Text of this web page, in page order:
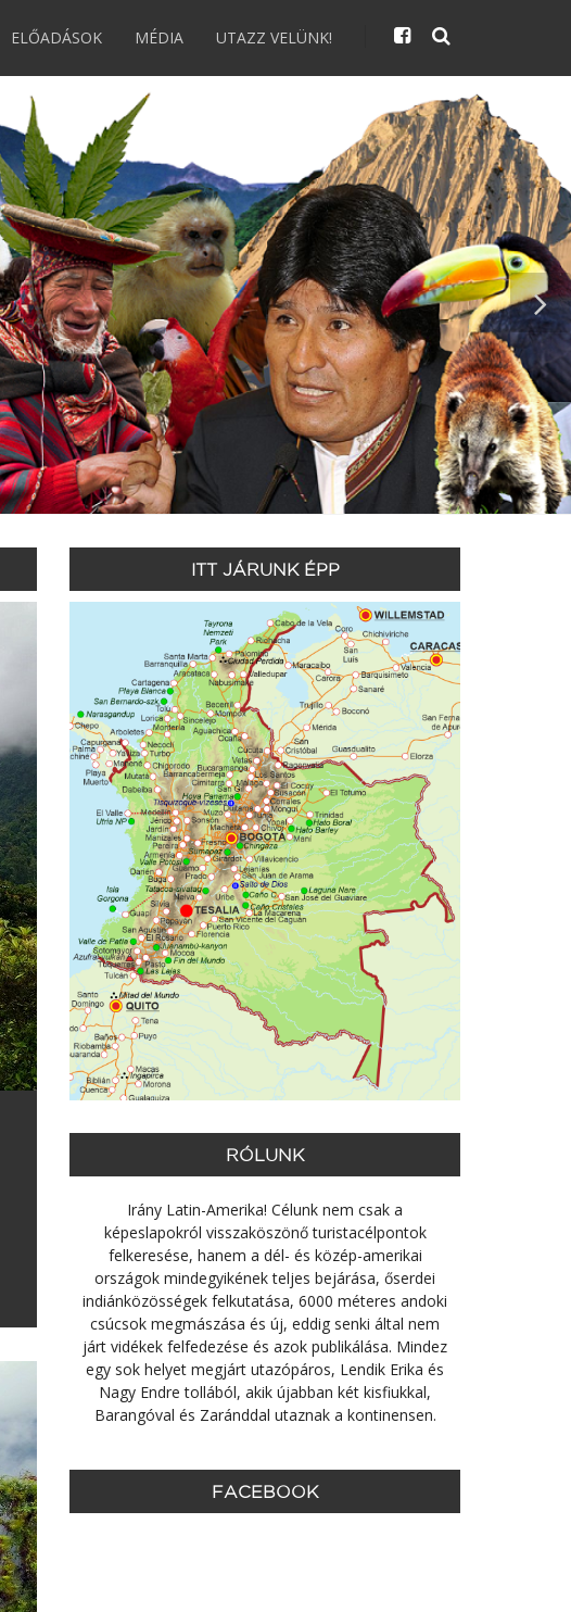
ELŐADÁSOK MÉDIA UTAZZ VELÜNK!
ITT JÁRUNK ÉPP
RÓLUNK
Irány Latin-Amerika! Célunk nem csak a
képeslapokról visszaköszönő turistacélpontok
felkeresése, hanem a dél- és közép-amerikai
országok mindegyikének teljes bejárása, őserdei
indiánközösségek felkutatása, 6000 méteres andoki
csúcsok megmászása és új, eddig senki által nem
járt vidékek felfedezése és azok publikálása. Mindez
egy sok helyet megjárt utazópáros, Lendik Erika és
Nagy Endre tollából, akik újabban két kisfiukkal,
Barangóval és Zaránddal utaznak a kontinensen.
FACEBOOK